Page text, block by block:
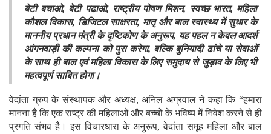
बेटी बचाओ, बेटी पढाओ, राष्ट्रीय पोषण मिशन, स्वच्छ भारत, महिला
कौशल विकास, डिजिटल साक्षरता, मातृ और बाल स्वास्थ्य में सुधार के
माननीय प्रधान मंत्री के दृष्टिकोण के अनुरूप, यह पहल न केवल आदर्श
आंगनवाड़ी की कल्पना को पुरा करेगा, बल्कि बुनियादी ढांचे या सेवाओं
के साथ ही बाल एवं महिला विकास के लिए समुदाय से जुड़ाव के लिए भी
महत्वपूर्ण साबित होगा।
वेदांता ग्रुप के संस्थापक और अध्यक्ष, अनिल अग्रवाल ने कहा कि “हमारा
मानना है कि एक राष्ट्र की महिलाओं और बच्चों के भविष्य में निवेश करने से ही
प्रगति संभव है। इस विचारधारा के अनुरूप, वेदांता समूह महिला और बाल